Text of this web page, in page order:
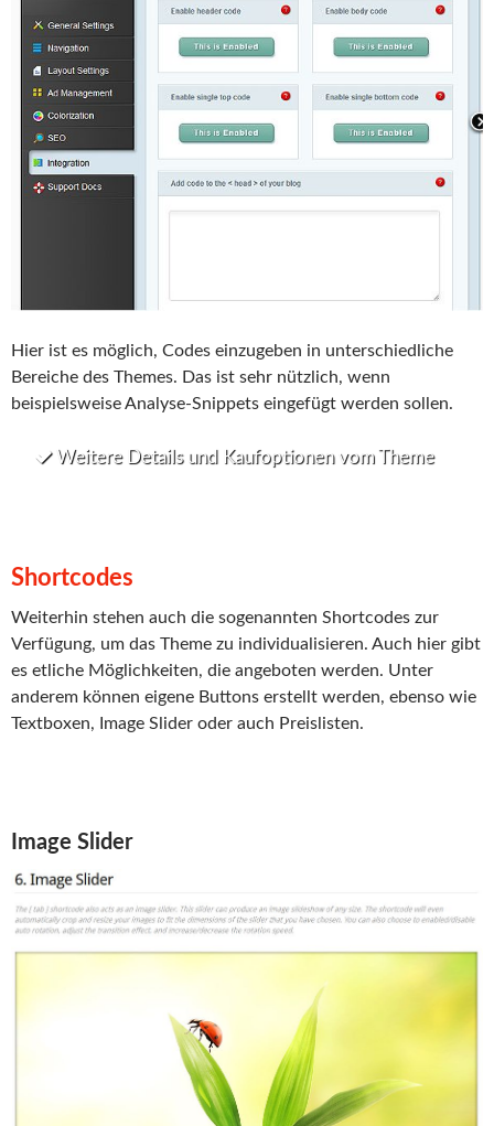
Hier ist es möglich, Codes einzugeben in unterschiedliche
Bereiche des Themes. Das ist sehr nützlich, wenn
beispielsweise Analyse-Snippets eingefügt werden sollen.
Weitere Details und Kaufoptionen vom Theme
Shortcodes
Weiterhin stehen auch die sogenannten Shortcodes zur
Verfügung, um das Theme zu individualisieren. Auch hier gibt
es etliche Möglichkeiten, die angeboten werden. Unter
anderem können eigene Buttons erstellt werden, ebenso wie
Textboxen, Image Slider oder auch Preislisten.
Image Slider